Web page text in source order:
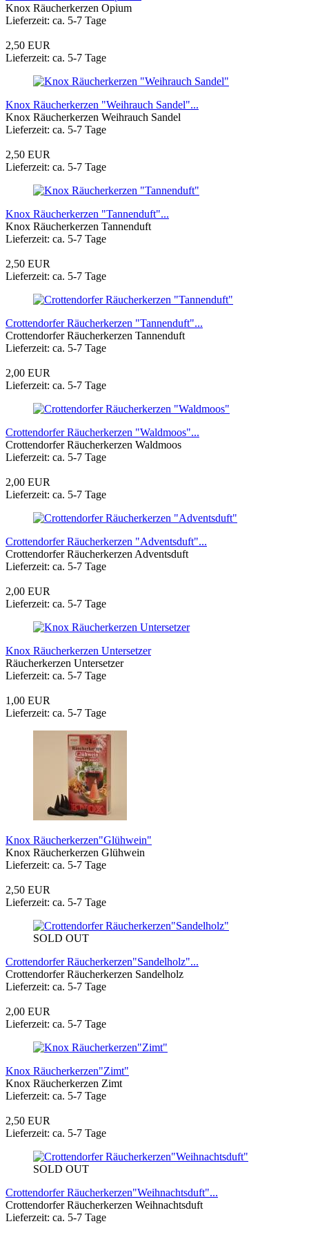
Knox Räucherkerzen Opium
Lieferzeit: ca. 5-7 Tage
2,50 EUR
Lieferzeit: ca. 5-7 Tage
Knox Räucherkerzen "Weihrauch Sandel"...
Knox Räucherkerzen Weihrauch Sandel
Lieferzeit: ca. 5-7 Tage
2,50 EUR
Lieferzeit: ca. 5-7 Tage
Knox Räucherkerzen "Tannenduft"...
Knox Räucherkerzen Tannenduft
Lieferzeit: ca. 5-7 Tage
2,50 EUR
Lieferzeit: ca. 5-7 Tage
Crottendorfer Räucherkerzen "Tannenduft"...
Crottendorfer Räucherkerzen Tannenduft
Lieferzeit: ca. 5-7 Tage
2,00 EUR
Lieferzeit: ca. 5-7 Tage
Crottendorfer Räucherkerzen "Waldmoos"...
Crottendorfer Räucherkerzen Waldmoos
Lieferzeit: ca. 5-7 Tage
2,00 EUR
Lieferzeit: ca. 5-7 Tage
Crottendorfer Räucherkerzen "Adventsduft"...
Crottendorfer Räucherkerzen Adventsduft
Lieferzeit: ca. 5-7 Tage
2,00 EUR
Lieferzeit: ca. 5-7 Tage
Knox Räucherkerzen Untersetzer
Räucherkerzen Untersetzer
Lieferzeit: ca. 5-7 Tage
1,00 EUR
Lieferzeit: ca. 5-7 Tage
Knox Räucherkerzen"Glühwein"
Knox Räucherkerzen Glühwein
Lieferzeit: ca. 5-7 Tage
2,50 EUR
Lieferzeit: ca. 5-7 Tage
SOLD OUT
Crottendorfer Räucherkerzen"Sandelholz"...
Crottendorfer Räucherkerzen Sandelholz
Lieferzeit: ca. 5-7 Tage
2,00 EUR
Lieferzeit: ca. 5-7 Tage
Knox Räucherkerzen"Zimt"
Knox Räucherkerzen Zimt
Lieferzeit: ca. 5-7 Tage
2,50 EUR
Lieferzeit: ca. 5-7 Tage
SOLD OUT
Crottendorfer Räucherkerzen"Weihnachtsduft"...
Crottendorfer Räucherkerzen Weihnachtsduft
Lieferzeit: ca. 5-7 Tage